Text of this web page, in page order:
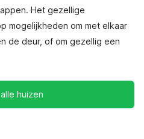
Het gezellige
mogelijkheden om met elkaar
de deur, of om gezellig een
huizen